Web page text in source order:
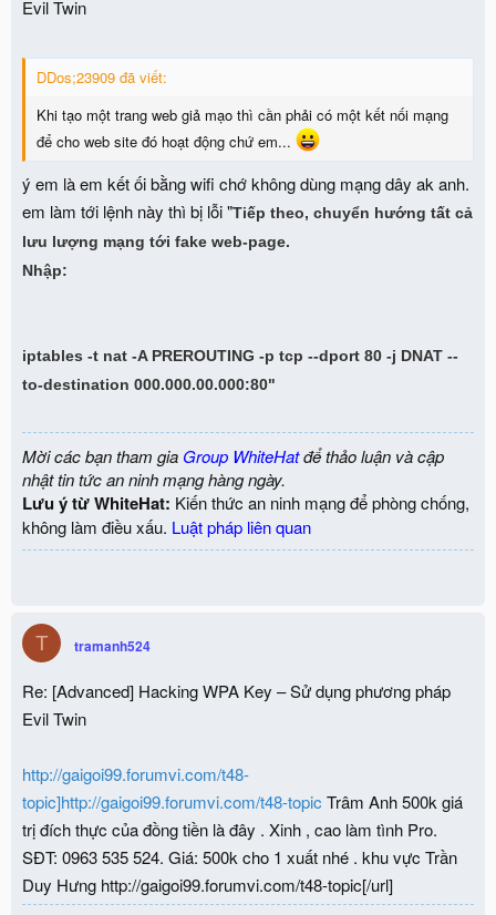
Evil Twin
DDos;23909 đã viết:
Khi tạo một trang web giả mạo thì cần phải có một kết nối mạng
để cho web site đó hoạt động chứ em...
ý em là em kết ối bằng wifi chớ không dùng mạng dây ak anh.
em làm tới lệnh này thì bị lỗi "Tiếp theo, chuyển hướng tất cả
lưu lượng mạng tới fake web-page.
Nhập:
iptables -t nat -A PREROUTING -p tcp --dport 80 -j DNAT --
to-destination 000.000.00.000:80"
Mời các bạn tham gia Group WhiteHatđể thảo luận và cập
nhật tin tức an ninh mạng hàng ngày.
Lưu ý từ WhiteHat: Kiến thức an ninh mạng để phòng chống,
không làm điều xấu. Luật pháp liên quan
T tramanh524
Re: [Advanced] Hacking WPA Key – Sử dụng phương pháp
Evil Twin
http://gaigoi99.forumvi.com/t48-
topic]http://gaigoi99.forumvi.com/t48-topic Trâm Anh 500k giá
trị đích thực của đồng tiền là đây . Xinh , cao làm tình Pro.
SĐT: 0963 535 524. Giá: 500k cho 1 xuất nhé . khu vực Trần
Duy Hưng http://gaigoi99.forumvi.com/t48-topic[/url]